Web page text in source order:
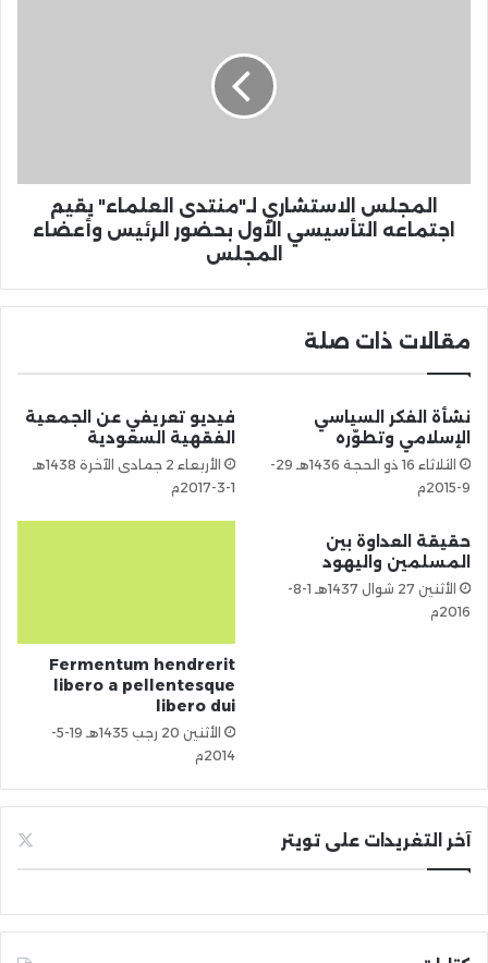
المجلس الاستشاري لـ"منتدى العلماء" يقيم
اجتماعه التأسيسي الأول بحضور الرئيس وأعضاء
المجلس
مقالات ذات صلة
نشأة الفكر السياسي
الإسلامي وتطوّره
الثلاثاء 16 ذو الحجة 1436هـ 29-
9-2015م
فيديو تعريفي عن الجمعية
الفقهية السعودية
الأربعاء 2 جمادى الآخرة 1438هـ
1-3-2017م
حقيقة العداوة بين
المسلمين واليهود
الأثنين 27 شوال 1437هـ 1-8-
2016م
Fermentum hendrerit
libero a pellentesque
libero dui
الأثنين 20 رجب 1435هـ 19-5-
2014م
آخر التغريدات على تويتر